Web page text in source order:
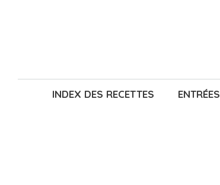
INDEX DES RECETTES ENTRÉES